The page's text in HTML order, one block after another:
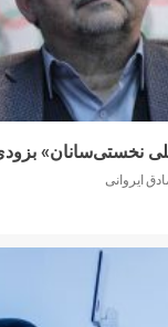
نخستی‌سانان»
ایروانی